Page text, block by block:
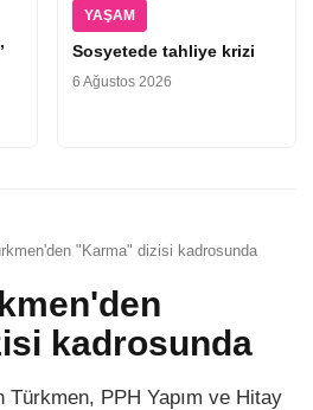
YAŞAM
Sosyetede tahliye krizi
6 Ağustos 2026
"Karma" dizisi kadrosunda
kadrosunda
Türkmen, PPH Yapım ve Hitay